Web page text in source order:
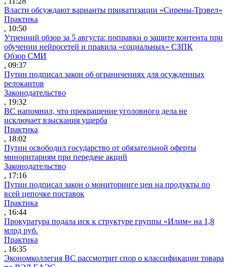
Власти обсуждают варианты приватизации «Сирены-Трэвел»
Практика
, 10:50
Утренний обзор за 5 августа: поправки о защите контента при
обучении нейросетей и правила «социальных» СЗПК
Обзор СМИ
, 09:37
Путин подписал закон об ограничениях для осужденных
релокантов
Законодательство
, 19:32
ВС напомнил, что прекращение уголовного дела не
исключает взыскания ущерба
Практика
, 18:02
Путин освободил государство от обязательной оферты
миноритариям при передаче акций
Законодательство
, 17:16
Путин подписал закон о мониторинге цен на продукты по
всей цепочке поставок
Практика
, 16:44
Прокуратура подала иск к структуре группы «Илим» на 1,8
млрд руб.
Практика
, 16:35
Экономколлегия ВС рассмотрит спор о классификации товара